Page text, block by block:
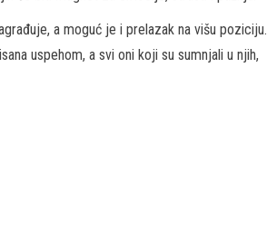
a moguć je i prelazak na višu poziciju.
uspehom, a svi oni koji su sumnjali u njih,